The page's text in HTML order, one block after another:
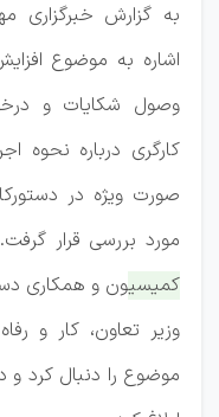
به گزارش خبرگزاری
اشاره به موضوع
وصول شکایات و
کارگری درباره نحوه
صورت ویژه در
مورد بررسی قرار گرفت.
کمیسیون و همکاری
وزیر تعاون، کار و
موضوع را دنبال کرد و